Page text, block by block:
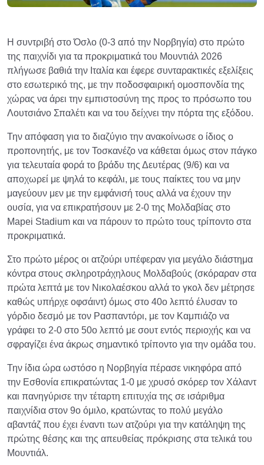
Η συντριβή στο Όσλο (0-3 από την Νορβηγία) στο πρώτο
της παιχνίδι για τα προκριματικά του Μουντιάλ 2026
πλήγωσε βαθιά την Ιταλία και έφερε συνταρακτικές εξελίξεις
στο εσωτερικό της, με την ποδοσφαιρική ομοσπονδία της
χώρας να άρει την εμπιστοσύνη της προς το πρόσωπο του
Λουτσιάνο Σπαλέτι και να του δείχνει την πόρτα της εξόδου.
Την απόφαση για το διαζύγιο την ανακοίνωσε ο ίδιος ο
προπονητής, με τον Τοσκανέζο να κάθεται όμως στον πάγκο
για τελευταία φορά το βράδυ της Δευτέρας (9/6) και να
αποχωρεί με ψηλά το κεφάλι, με τους παίκτες του να μην
μαγεύουν μεν με την εμφάνισή τους αλλά να έχουν την
ουσία, για να επικρατήσουν με 2-0 της Μολδαβίας στο
Mapei Stadium και να πάρουν το πρώτο τους τρίποντο στα
προκριματικά.
Στο πρώτο μέρος οι ατζούρι υπέφεραν για μεγάλο διάστημα
κόντρα στους σκληροτράχηλους Μολδαβούς (σκόραραν στα
πρώτα λεπτά με τον Νικολαέσκου αλλά το γκολ δεν μέτρησε
καθώς υπήρχε οφσάιντ) όμως στο 40ο λεπτό έλυσαν το
γόρδιο δεσμό με τον Ρασπαντόρι, με τον Καμπιάζο να
γράφει το 2-0 στο 50ο λεπτό με σουτ εντός περιοχής και να
σφραγίζει ένα άκρως σημαντικό τρίποντο για την ομάδα του.
Την ίδια ώρα ωστόσο η Νορβηγία πέρασε νικηφόρα από
την Εσθονία επικρατώντας 1-0 με χρυσό σκόρερ τον Χάλαντ
και πανηγύρισε την τέταρτη επιτυχία της σε ισάριθμα
παιχνίδια στον 9ο όμιλο, κρατώντας το πολύ μεγάλο
αβαντάζ που έχει έναντι των ατζούρι για την κατάληψη της
πρώτης θέσης και της απευθείας πρόκρισης στα τελικά του
Μουντιάλ.